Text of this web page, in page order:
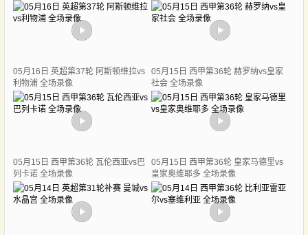
05月16日 英超第37轮 阿斯顿维拉vs
利物浦 全场录像
05月15日 西甲第36轮 赫罗纳vs皇家
社会 全场录像
05月15日 西甲第36轮 瓦伦西亚vs巴
列卡诺 全场录像
05月15日 西甲第36轮 皇家马德里vs
皇家奥维耶多 全场录像